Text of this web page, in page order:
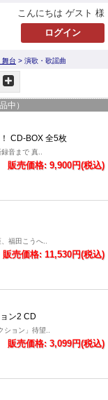
こんにちは ゲスト 様
舞台 > 演歌・歌謡曲
中）
CD-BOX 全5枚
音まで 真..
販売価格: 9,900円(税込)
福田こうへ..
販売価格: 11,530円(税込)
ン2 CD
ョン」待望..
販売価格: 3,099円(税込)